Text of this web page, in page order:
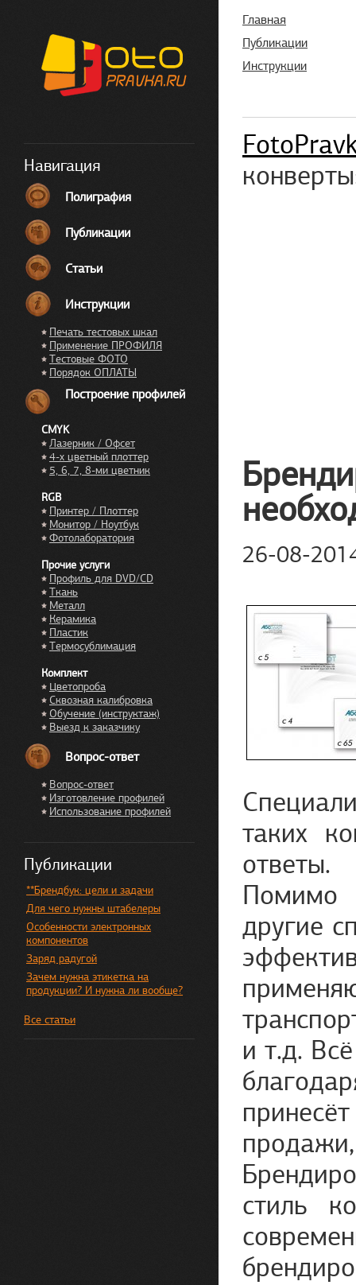
Навигация
Полиграфия
Публикации
Статьи
Инструкции
Печать тестовых шкал
Применение ПРОФИЛЯ
Тестовые ФОТО
Порядок ОПЛАТЫ
Построение профилей
CMYK
Лазерник / Офсет
4-х цветный плоттер
5, 6, 7, 8-ми цветник
RGB
Принтер / Плоттер
Монитор / Ноутбук
Фотолаборатория
Прочие услуги
Профиль для DVD/CD
Ткань
Металл
Керамика
Пластик
Термосублимация
Комплект
Цветопроба
Сквозная калибровка
Обучение (инструктаж)
Выезд к заказчику
Вопрос-ответ
Вопрос-ответ
Изготовление профилей
Использование профилей
Публикации
**Брендбук: цели и задачи
Для чего нужны штабелеры
Особенности электронных
компонентов
Заряд радугой
Зачем нужна этикетка на
продукции? И нужна ли вообще?
Все статьи
Главная
Публикации
Инструкции
26-08-
таких
ответы.
Помимо
другие
и т.д.
стиль